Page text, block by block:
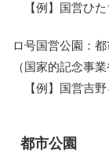
【例】国営ひた
ロ号国営公園：
（国家的記念事
【例】国営吉野
都市公園